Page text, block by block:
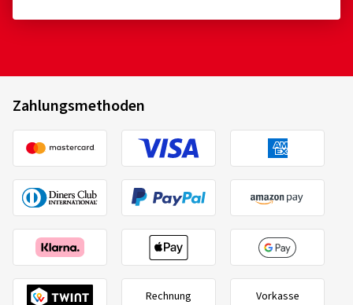
Zahlungsmethoden
Rechnung Vorkasse